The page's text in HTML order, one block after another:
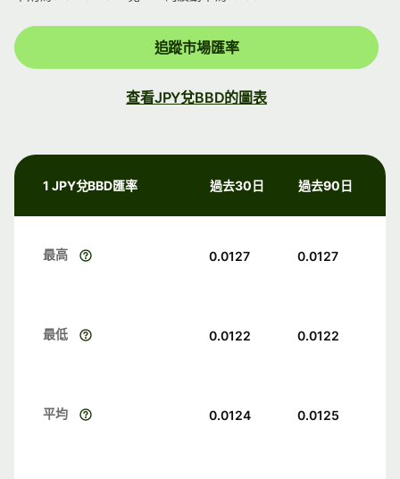
追蹤市場匯率
查看JPY兌BBD的圖表
1 JPY兌BBD匯率 過去30日 過去90日
最高 0.0127 0.0127
最低 0.0122 0.0122
平均 0.0124 0.0125